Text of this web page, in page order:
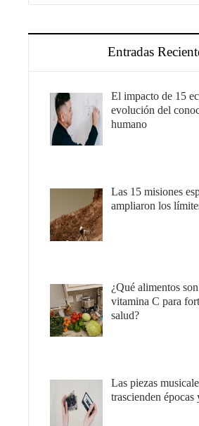
Entradas
El impacto de 15
evolución del
humano
Las 15 misiones
ampliaron los
¿Qué alimentos
vitamina C para
salud?
Las piezas
trascienden épocas